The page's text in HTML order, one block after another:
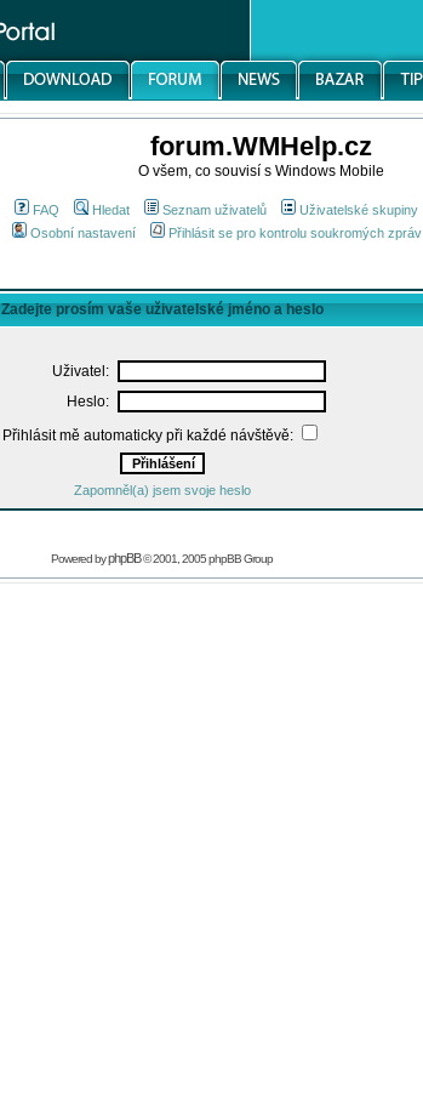
forum.WMHelp.cz
O všem, co souvisí s Windows Mobile
FAQ Hledat Seznam uživatelů Uživatelské skupiny
Osobní nastavení
Přihlásit se pro kontrolu soukromých zpráv
Zadejte prosím vaše uživatelské jméno a heslo
Uživatel:
Heslo:
Přihlásit mě automaticky při každé návštěvě:
Zapomněl(a) jsem svoje heslo
Powered byphpBB© 2001, 2005 phpBB Group